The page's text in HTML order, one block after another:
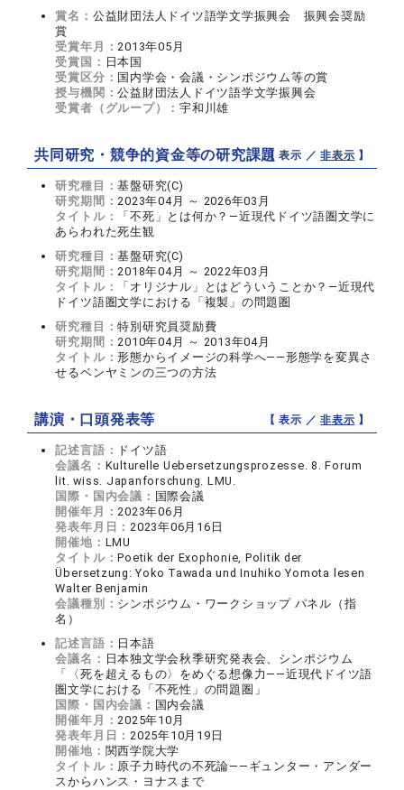
賞名： 公益財団法人ドイツ語学文学振興会 振興会奨励
賞
受賞年月：2013年05月
受賞国： 日本国
受賞区分： 国内学会・会議・シンポジウム等の賞
授与機関：公益財団法人ドイツ語学文学振興会
受賞者（グループ）：宇和川雄
共同研究・競争的資金等の研究課題【 表示 ／非表示 】
研究種目：基盤研究(C)
研究期間：2023年04月 ～ 2026年03月
タイトル：
「不死」とは何か？―近現代ドイツ語圏文学に
あらわれた死生観
研究種目：基盤研究(C)
研究期間：2018年04月 ～ 2022年03月
タイトル：
「オリジナル」とはどういうことか？―近現代
ドイツ語圏文学における「複製」の問題圏
研究種目：特別研究員奨励費
研究期間：2010年04月 ～ 2013年04月
タイトル：形態からイメージの科学へ――形態学を変異さ
せるベンヤミンの三つの方法
講演・口頭発表等 【 表示 ／非表示 】
記述言語： ドイツ語
会議名： Kulturelle Uebersetzungsprozesse. 8. Forum
lit. wiss. Japanforschung. LMU.
国際・国内会議： 国際会議
開催年月：2023年06月
発表年月日：2023年06月16日
開催地： LMU
タイトル：Poetik der Exophonie, Politik der
Übersetzung: Yoko Tawada und Inuhiko Yomota lesen
Walter Benjamin
会議種別： シンポジウム・ワークショップ パネル（指
名）
記述言語： 日本語
会議名： 日本独文学会秋季研究発表会、シンポジウム
「〈死を超えるもの〉をめぐる想像力――近現代ドイツ語
圏文学における「不死性」の問題圏」
国際・国内会議： 国内会議
開催年月：2025年10月
発表年月日：2025年10月19日
開催地： 関西学院大学
タイトル： 原子力時代の不死論――ギュンター・アンダー
スからハンス・ヨナスまで